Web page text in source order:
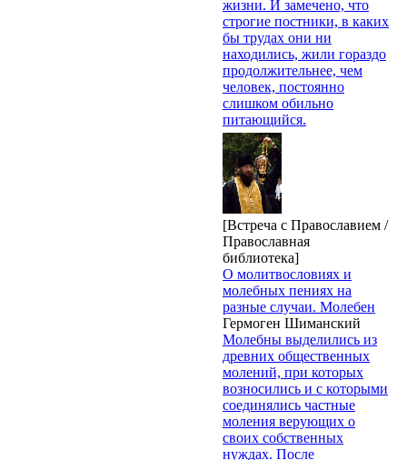
жизни. И замечено, что
строгие постники, в каких
бы трудах они ни
находились, жили гораздо
продолжительнее, чем
человек, постоянно
слишком обильно
питающийся.
[Встреча с Православием /
Православная
библиотека]
О молитвословиях и
молебных пениях на
разные случаи. Молебен
Гермоген Шиманский
Молебны выделились из
древних общественных
молений, при которых
возносились и с которыми
соединялись частные
моления верующих о
своих собственных
нуждах. После